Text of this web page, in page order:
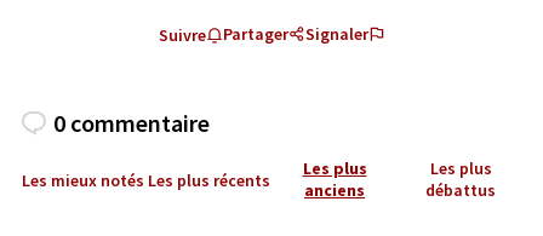
Suivre Partager Signaler
0 commentaire
Les mieux notés Les plus récents
Les plus
anciens
Les plus
débattus